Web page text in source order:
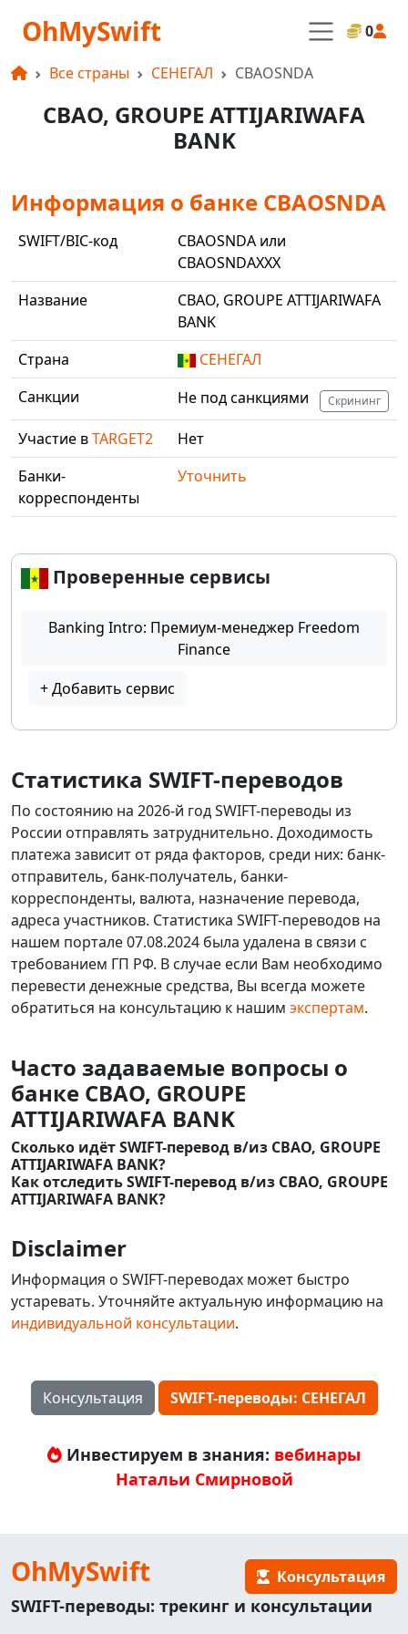
OhMySwift 0
Все страны СЕНЕГАЛ CBAOSNDA
CBAO, GROUPE ATTIJARIWAFA
BANK
Информация о банке CBAOSNDA
SWIFT/BIC-код
CBAOSNDA или
CBAOSNDAXXX
Название
CBAO, GROUPE ATTIJARIWAFA
BANK
Страна
СЕНЕГАЛ
Санкции
Не под санкциями Скрининг
Участие вTARGET2
Нет
Банки-
корреспонденты
Уточнить
Проверенные сервисы
Banking Intro: Премиум-менеджер Freedom
Finance
+ Добавить сервис
Статистика SWIFT-переводов
По состоянию на 2026-й год SWIFT-переводы из
России отправлять затруднительно. Доходимость
платежа зависит от ряда факторов, среди них: банк-
отправитель, банк-получатель, банки-
корреспонденты, валюта, назначение перевода,
адреса участников. Статистика SWIFT-переводов на
нашем портале 07.08.2024 была удалена в связи с
требованием ГП РФ. В случае если Вам необходимо
перевести денежные средства, Вы всегда можете
обратиться на консультацию к нашим экспертам.
Часто задаваемые вопросы о
банке CBAO, GROUPE
ATTIJARIWAFA BANK
Сколько идёт SWIFT-перевод в/из CBAO, GROUPE
ATTIJARIWAFA BANK?
Как отследить SWIFT-перевод в/из CBAO, GROUPE
ATTIJARIWAFA BANK?
Disclaimer
Информация о SWIFT-переводах может быстро
устаревать. Уточняйте актуальную информацию на
индивидуальной консультации.
Консультация SWIFT-переводы: СЕНЕГАЛ
Инвестируем в знания: вебинары
Натальи Смирновой
OhMySwift Консультация
SWIFT-переводы: трекинг и консультации